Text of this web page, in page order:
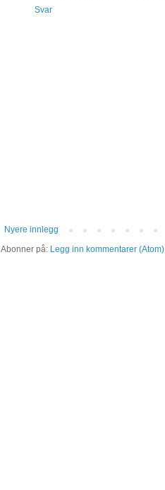
Svar
Nyere innlegg
Abonner på: Legg inn kommentarer (Atom)